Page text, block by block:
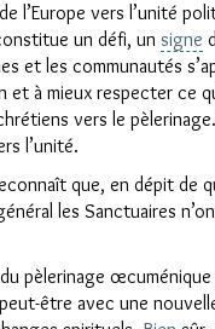
l’Europe vers l’unité
un défi, un signe
et les communautés
et à mieux respecter ce
vers le
l’unité.
que, en dépit de
les Sanctuaires
du pèlerinage
être avec une